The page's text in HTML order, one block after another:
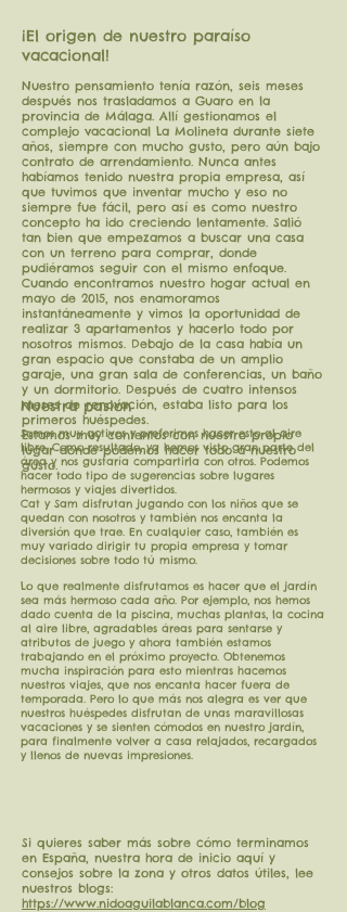
¡El origen de nuestro paraíso
vacacional!
Nuestro pensamiento tenía razón, seis meses
después nos trasladamos a Guaro en la
provincia de Málaga. Allí gestionamos el
complejo vacacional La Molineta durante siete
años, siempre con mucho gusto, pero aún bajo
contrato de arrendamiento. Nunca antes
habíamos tenido nuestra propia empresa, así
que tuvimos que inventar mucho y eso no
siempre fue fácil, pero así es como nuestro
concepto ha ido creciendo lentamente. Salió
tan bien que empezamos a buscar una casa
con un terreno para comprar, donde
pudiéramos seguir con el mismo enfoque.
Cuando encontramos nuestro hogar actual en
mayo de 2015, nos enamoramos
instantáneamente y vimos la oportunidad de
realizar 3 apartamentos y hacerlo todo por
nosotros mismos. Debajo de la casa había un
gran espacio que constaba de un amplio
garaje, una gran sala de conferencias, un baño
y un dormitorio. Después de cuatro intensos
meses de renovación, estaba listo para los
primeros huéspedes.
Estamos muy contentos con nuestro propio
lugar donde podemos hacer todo a nuestro
gusto.
Si quieres saber más sobre cómo terminamos
en España, nuestra hora de inicio aquí y
consejos sobre la zona y otros datos útiles, lee
nuestros blogs:
https://www.nidoaguilablanca.com/blog
Nuestra pasión
Somos muy activos y preferimos hacer esto al aire
libre. Como resultado, ya hemos visto gran parte del
área y nos gustaría compartirla con otros. Podemos
hacer todo tipo de sugerencias sobre lugares
hermosos y viajes divertidos.
Cat y Sam disfrutan jugando con los niños que se
quedan con nosotros y también nos encanta la
diversión que trae. En cualquier caso, también es
muy variado dirigir tu propia empresa y tomar
decisiones sobre todo tú mismo.
Lo que realmente disfrutamos es hacer que el jardín
sea más hermoso cada año. Por ejemplo, nos hemos
dado cuenta de la piscina, muchas plantas, la cocina
al aire libre, agradables áreas para sentarse y
atributos de juego y ahora también estamos
trabajando en el próximo proyecto. Obtenemos
mucha inspiración para esto mientras hacemos
nuestros viajes, que nos encanta hacer fuera de
temporada. Pero lo que más nos alegra es ver que
nuestros huéspedes disfrutan de unas maravillosas
vacaciones y se sienten cómodos en nuestro jardín,
para finalmente volver a casa relajados, recargados
y llenos de nuevas impresiones.